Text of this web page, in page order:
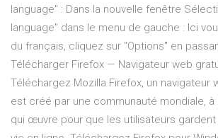
language" : Dans la nouvelle fenêtre
language" dans le menu de gauche : Ici
du français, cliquez sur "Options" en
Télécharger Firefox — Navigateur web
Téléchargez Mozilla Firefox, un navigateur
est créé par une communauté mondiale, à
qui œuvre pour que les utilisateurs